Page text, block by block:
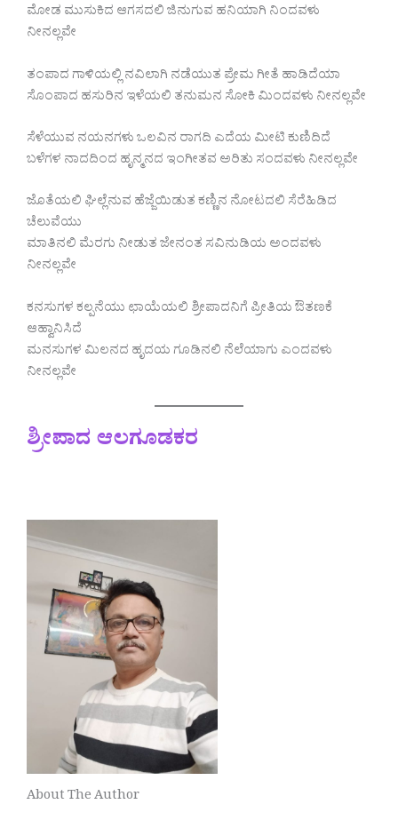
ಮೋಡ ಮುಸುಕಿದ ಆಗಸದಲಿ ಜಿನುಗುವ ಹನಿಯಾಗಿ ನಿಂದವಳು
ನೀನಲ್ಲವೇ
ತಂಪಾದ ಗಾಳಿಯಲ್ಲಿ ನವಿಲಾಗಿ ನಡೆಯುತ ಪ್ರೇಮ ಗೀತೆ ಹಾಡಿದೆಯಾ
ಸೊಂಪಾದ ಹಸುರಿನ ಇಳೆಯಲಿ ತನುಮನ ಸೋಕಿ ಮಿಂದವಳು ನೀನಲ್ಲವೇ
ಸೆಳೆಯುವ ನಯನಗಳು ಒಲವಿನ ರಾಗದಿ ಎದೆಯ ಮೀಟಿ ಕುಣಿದಿದೆ
ಬಳೆಗಳ ನಾದದಿಂದ ಹೃನ್ಮನದ ಇಂಗೀತವ ಅರಿತು ಸಂದವಳು ನೀನಲ್ಲವೇ
ಜೊತೆಯಲಿ ಘಿಲ್ಲೆನುವ ಹೆಜ್ಜೆಯಿಡುತ ಕಣ್ಣಿನ ನೋಟದಲಿ ಸೆರೆಹಿಡಿದ
ಚೆಲುವೆಯು
ಮಾತಿನಲಿ ಮೆರಗು ನೀಡುತ ಜೇನಂತ ಸವಿನುಡಿಯ ಅಂದವಳು
ನೀನಲ್ಲವೇ
ಕನಸುಗಳ ಕಲ್ಪನೆಯು ಛಾಯೆಯಲಿ ಶ್ರೀಪಾದನಿಗೆ ಪ್ರೀತಿಯ ಔತಣಕೆ
ಆಹ್ವಾನಿಸಿದೆ
ಮನಸುಗಳ ಮಿಲನದ ಹೃದಯ ಗೂಡಿನಲಿ ನೆಲೆಯಾಗು ಎಂದವಳು
ನೀನಲ್ಲವೇ
ಶ್ರೀಪಾದ ಆಲಗೂಡಕರ
About The Author